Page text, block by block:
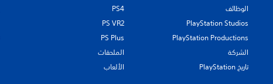
الوظائف
PlayStation Studios
PlayStation Productions
الشركة
تاريخ PlayStation
PS4
PS VR2
PS Plus
الملحقات
الألعاب